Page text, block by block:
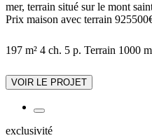
mer, terrain situé sur le mont
Prix maison avec terrain
197 m² 4 ch. 5 p. Terrain 1000
VOIR LE PROJET
exclusivité